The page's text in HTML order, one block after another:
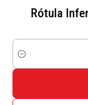
Rótula
Cantidad